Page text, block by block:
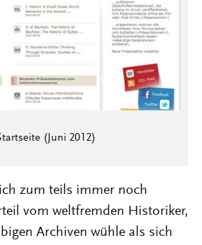
(Juni 2012)
zum teils immer noch
vom weltfremden Historiker,
Archiven wühle als sich